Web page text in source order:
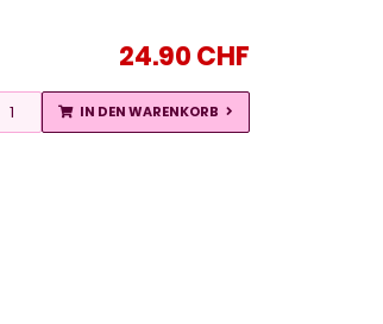
24.90 CHF
IN DEN WARENKORB